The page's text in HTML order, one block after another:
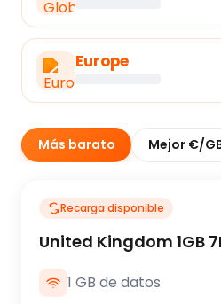
Europe
Más barato Mejor €/
Recarga disponible
United Kingdom 1GB
1 GB de datos